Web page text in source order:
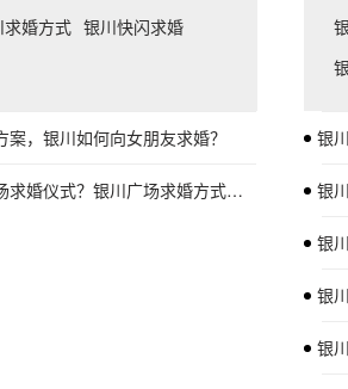
求婚方式 银川快闪求婚
，银川如何向女朋友求婚？
仪式？银川广场求婚方式有哪些
银
银
银
银
银